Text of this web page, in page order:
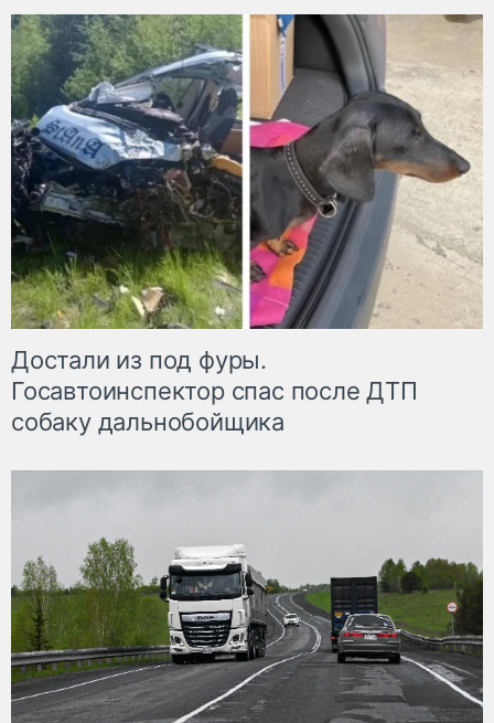
Достали из под фуры.
Госавтоинспектор спас после ДТП
собаку дальнобойщика